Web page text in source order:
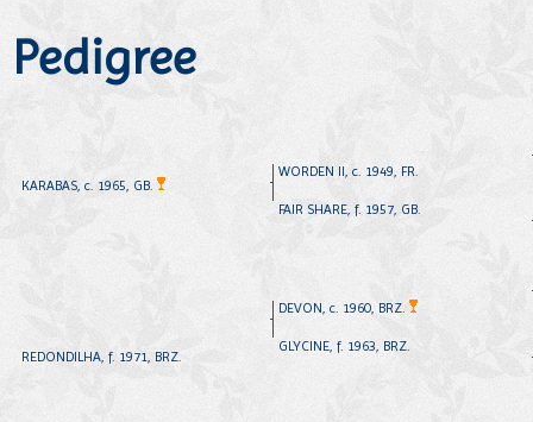
Pedigree
KARABAS, c. 1965, GB.
REDONDILHA, f. 1971, BRZ.
WORDEN II, c. 1949, FR.
FAIR SHARE, f. 1957, GB.
DEVON, c. 1960, BRZ.
GLYCINE, f. 1963, BRZ.